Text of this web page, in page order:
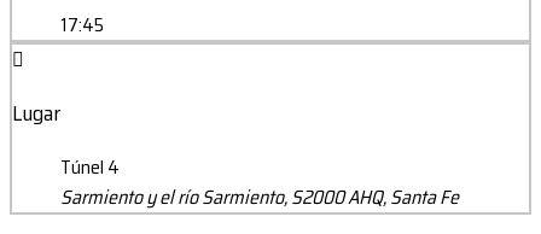
17:45
Lugar
Túnel 4
Sarmiento y el río Sarmiento, S2000 AHQ, Santa Fe